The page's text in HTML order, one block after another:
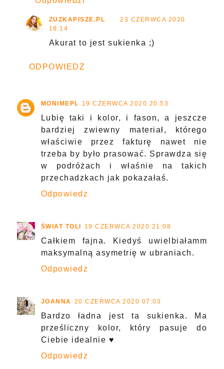
ZUZKAPISZE.PL
23 CZERWCA 2020
18:14
Akurat to jest sukienka ;)
ODPOWIEDZ
MONIMEPL 19 CZERWCA 2020 20:53
Lubię taki i kolor, i fason, a jeszcze
bardziej zwiewny materiał, którego
właściwie przez fakturę nawet nie
trzeba by było prasować. Sprawdza się
w podróżach i właśnie na takich
przechadzkach jak pokazałaś.
Odpowiedz
ŚWIAT TOLI 19 CZERWCA 2020 21:08
Całkiem fajna. Kiedyś uwielbiałamm
maksymalną asymetrię w ubraniach.
Odpowiedz
JOANNA 20 CZERWCA 2020 07:03
Bardzo ładna jest ta sukienka. Ma
prześliczny kolor, który pasuje do
Ciebie idealnie ♥️
Odpowiedz